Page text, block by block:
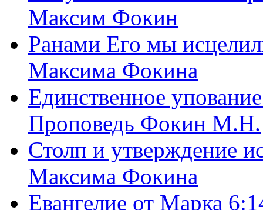
Максим Фокин
Ранами Его мы
Максима Фокина
Единственное
Проповедь Фокин М.Н.
Столп и утверждение
Максима Фокина
Евангелие от Марка